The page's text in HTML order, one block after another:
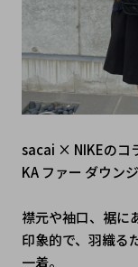
sacai × NIKEのコ
KA ファー ダウン
襟元や袖口、裾に
印象的で、羽織る
一着。